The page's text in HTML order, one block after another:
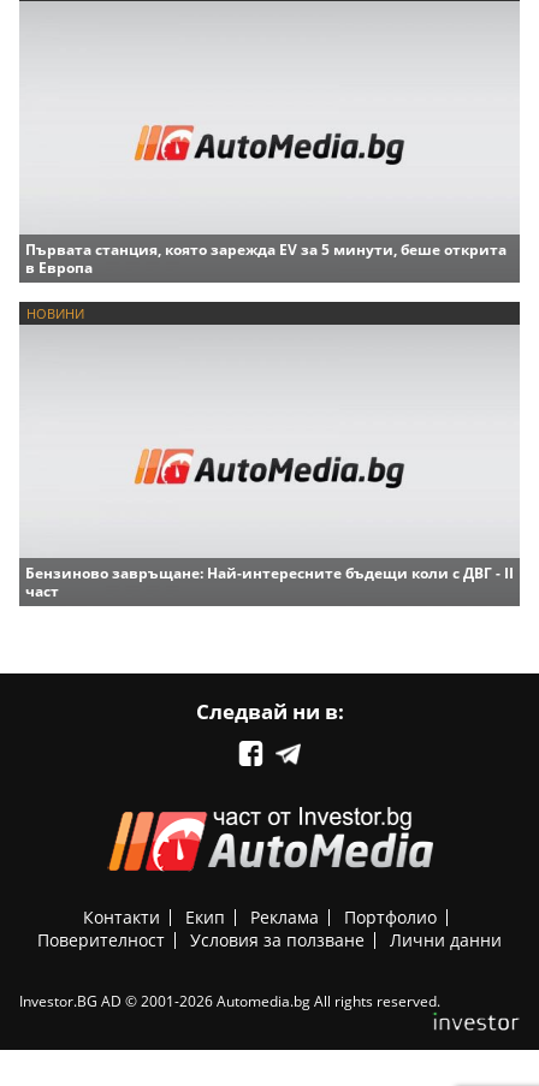
Първата станция, която зарежда EV за 5 минути, беше открита
в Европа
НОВИНИ
Бензиново завръщане: Най-интересните бъдещи коли с ДВГ - II
част
Следвай ни в:
Контакти Екип Реклама
Портфолио
Поверителност
Условия за ползване Лични данни
Investor.BG AD © 2001-2026 Automedia.bg All rights reserved.